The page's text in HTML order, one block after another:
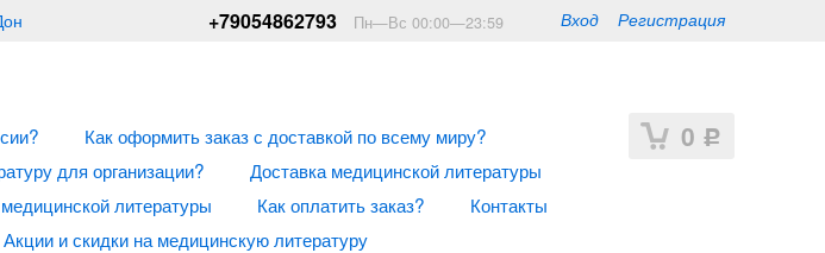
Вход Регистрация
+79054862793 Пн—Вс 00:00—23:59
0 Р
Как оформить заказ с доставкой по всему миру?
для организации?
Доставка медицинской литературы
литературы
Как оплатить заказ?
Контакты
Акции и скидки на медицинскую литературу